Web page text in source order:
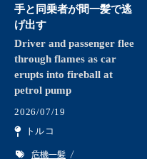
手と同乗者が間一髪で逃
げ出す
Driver and passenger flee
through flames as car
erupts into fireball at
petrol pump
2026/07/19
トルコ
危機一髪